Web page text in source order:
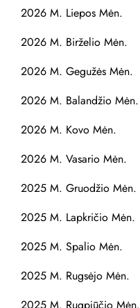
2026 M. Liepos Mėn.
2026 M. Birželio Mėn.
2026 M. Gegužės Mėn.
2026 M. Balandžio Mėn.
2026 M. Kovo Mėn.
2026 M. Vasario Mėn.
2025 M. Gruodžio Mėn.
2025 M. Lapkričio Mėn.
2025 M. Spalio Mėn.
2025 M. Rugsėjo Mėn.